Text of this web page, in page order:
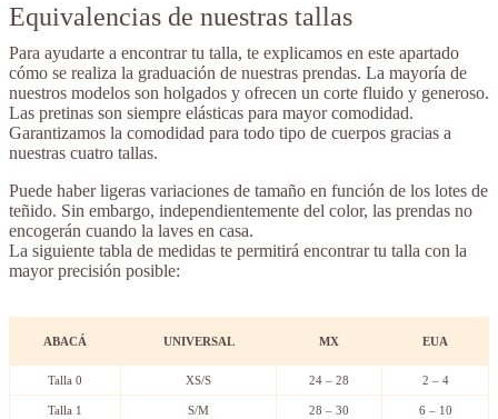
Equivalencias de nuestras tallas
Para ayudarte a encontrar tu talla, te explicamos en este apartado
cómo se realiza la graduación de nuestras prendas. La mayoría de
nuestros modelos son holgados y ofrecen un corte fluido y generoso.
Las pretinas son siempre elásticas para mayor comodidad.
Garantizamos la comodidad para todo tipo de cuerpos gracias a
nuestras cuatro tallas.
Puede haber ligeras variaciones de tamaño en función de los lotes de
teñido. Sin embargo, independientemente del color, las prendas no
encogerán cuando la laves en casa.
La siguiente tabla de medidas te permitirá encontrar tu talla con la
mayor precisión posible:
ABACÁ UNIVERSAL MX EUA
Talla 0 XS/S 24 – 28 2 – 4
Talla 1 S/M 28 – 30 6 – 10